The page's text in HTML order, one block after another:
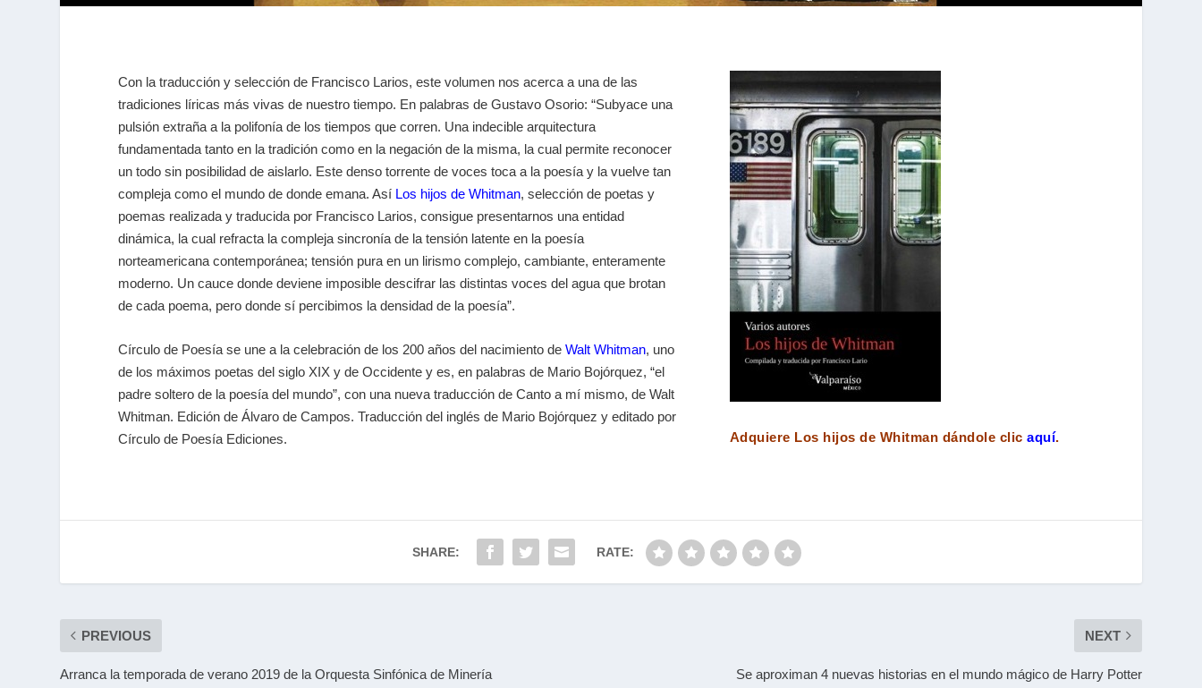
Con la traducción y selección de Francisco Larios, este volumen nos acerca a una de las
tradiciones líricas más vivas de nuestro tiempo. En palabras de Gustavo Osorio: “Subyace una
pulsión extraña a la polifonía de los tiempos que corren. Una indecible arquitectura
fundamentada tanto en la tradición como en la negación de la misma, la cual permite reconocer
un todo sin posibilidad de aislarlo. Este denso torrente de voces toca a la poesía y la vuelve tan
compleja como el mundo de donde emana. Así Los hijos de Whitman, selección de poetas y
poemas realizada y traducida por Francisco Larios, consigue presentarnos una entidad
dinámica, la cual refracta la compleja sincronía de la tensión latente en la poesía
norteamericana contemporánea; tensión pura en un lirismo complejo, cambiante, enteramente
moderno. Un cauce donde deviene imposible descifrar las distintas voces del agua que brotan
de cada poema, pero donde sí percibimos la densidad de la poesía”.
Círculo de Poesía se une a la celebración de los 200 años del nacimiento de Walt Whitman, uno
de los máximos poetas del siglo XIX y de Occidente y es, en palabras de Mario Bojórquez, “el
padre soltero de la poesía del mundo”, con una nueva traducción de Canto a mí mismo, de Walt
Whitman. Edición de Álvaro de Campos. Traducción del inglés de Mario Bojórquez y editado por
Círculo de Poesía Ediciones.
Adquiere Los hijos de Whitman dándole clicaquí.
SHARE: RATE:
PREVIOUS
Arranca la temporada de verano 2019 de la Orquesta Sinfónica de Minería
NEXT
Se aproximan 4 nuevas historias en el mundo mágico de Harry Potter